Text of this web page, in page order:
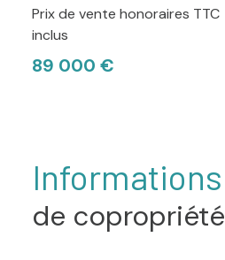
Prix de vente honoraires TTC
inclus
89 000 €
Informations
de copropriété